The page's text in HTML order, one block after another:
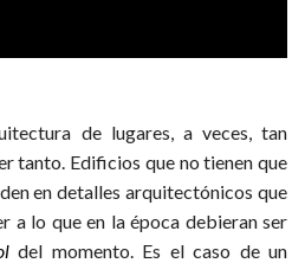
de lugares, a veces, tan
tanto. Edificios que no tienen que
en detalles arquitectónicos que
a lo que en la época debieran ser
del momento. Es el caso de un